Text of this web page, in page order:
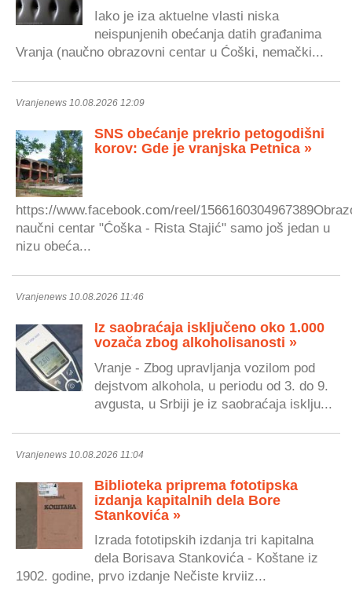
Iako je iza aktuelne vlasti niska
neispunjenih obećanja datih građanima
Vranja (naučno obrazovni centar u Ćoški, nemački...
Vranjenews 10.08.2026 12:09
SNS obećanje prekrio petogodišni
korov: Gde je vranjska Petnica »
https://www.facebook.com/reel/
naučni centar "Ćoška - Rista Stajić" samo još jedan u
nizu obeća...
Vranjenews 10.08.2026 11:46
Iz saobraćaja isključeno oko 1.000
vozača zbog alkoholisanosti »
Vranje - Zbog upravljanja vozilom pod
dejstvom alkohola, u periodu od 3. do 9.
avgusta, u Srbiji je iz saobraćaja isklju...
Vranjenews 10.08.2026 11:04
Biblioteka priprema fototipska
izdanja kapitalnih dela Bore
Stankovića »
Izrada fototipskih izdanja tri kapitalna
dela Borisava Stankovića - Koštane iz
1902. godine, prvo izdanje Nečiste krviiz...